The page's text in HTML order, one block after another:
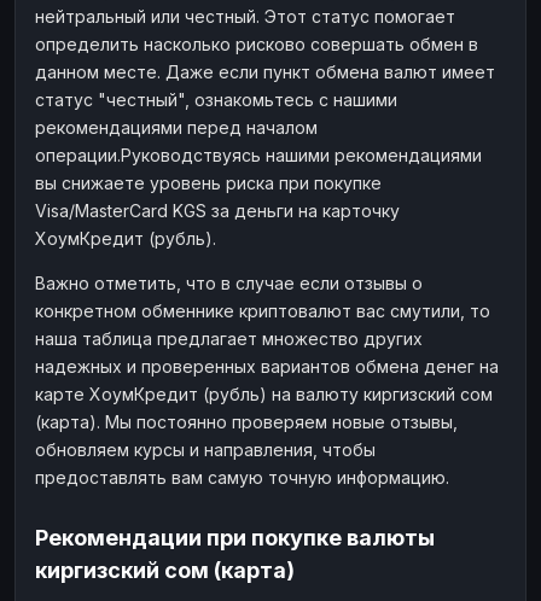
нейтральный или честный. Этот статус помогает
определить насколько рисково совершать обмен в
данном месте. Даже если пункт обмена валют имеет
статус "честный", ознакомьтесь с нашими
рекомендациями перед началом
операции.Руководствуясь нашими рекомендациями
вы снижаете уровень риска при покупке
Visa/MasterCard KGS за деньги на карточку
ХоумКредит (рубль).
Важно отметить, что в случае если отзывы о
конкретном обменнике криптовалют вас смутили, то
наша таблица предлагает множество других
надежных и проверенных вариантов обмена денег на
карте ХоумКредит (рубль) на валюту киргизский сом
(карта). Мы постоянно проверяем новые отзывы,
обновляем курсы и направления, чтобы
предоставлять вам самую точную информацию.
Рекомендации при покупке валюты
киргизский сом (карта)